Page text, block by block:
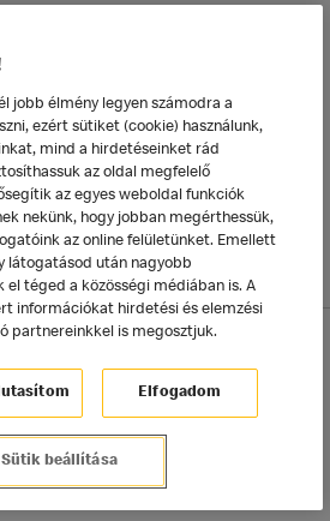
tájékoztató
Sütik beállítása
McDonald's Magyarország
jobb élmény legyen számodra a
ezért sütiket (cookie) használunk,
mind a hirdetéseinket rád
az oldal megfelelő
az egyes weboldal funkciók
nekünk, hogy jobban megérthessük,
az online felületünket. Emellett
látogatásod után nagyobb
el téged a közösségi médiában is. A
információkat hirdetési és elemzési
partnereinkkel is megosztjuk.
Elfogadom
Sütik beállítása